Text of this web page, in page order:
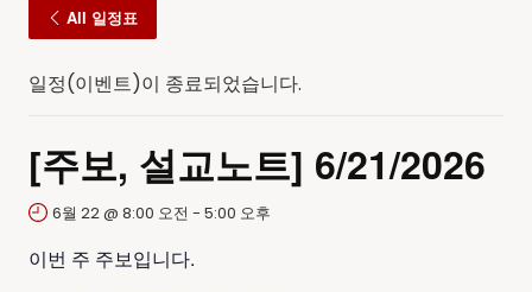
All 일정표
일정(이벤트)이 종료되었습니다.
[주보, 설교노트] 6/21/2026
6월 22 @ 8:00 오전 - 5:00 오후
이번 주 주보입니다.